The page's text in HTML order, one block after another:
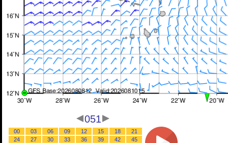
051
00 03 06 09 12 15 18
21
24
27 30 33 36 39 42
45